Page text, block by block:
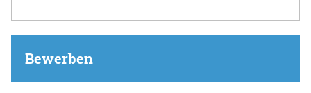
Bewerben